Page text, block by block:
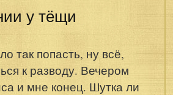
у тёщи
так попасть, ну всё,
к разводу. Вечером
и мне конец. Шутка ли